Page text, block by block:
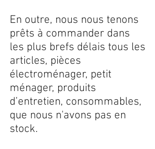
En outre, nous nous tenons
prêts à commander dans
les plus brefs délais tous les
articles, pièces
électroménager, petit
ménager, produits
d’entretien, consommables,
que nous n'avons pas en
stock.